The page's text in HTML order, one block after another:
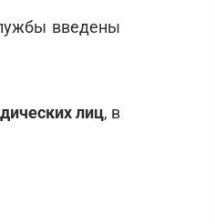
введены
лиц, в